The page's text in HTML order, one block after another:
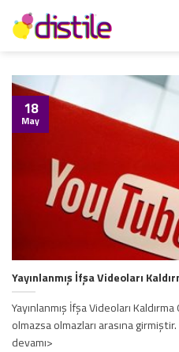
İçeriğe
atla
Yayınlanmış İfşa Videoları
Yayınlanmış İfşa Videoları
olmazsa olmazları arasına
devamı>
18
May